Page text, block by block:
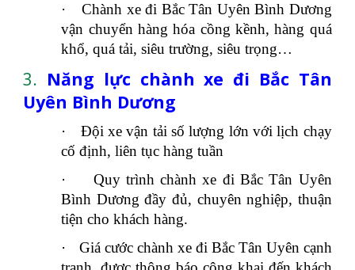
·
Chành xe đi Bắc Tân Uyên Bình Dương
vận chuyển hàng hóa cồng kềnh, hàng quá
khổ, quá tải, siêu trường, siêu trọng…
3. Năng lực chành xe đi Bắc Tân
Uyên Bình Dương
·
Đội xe vận tải số lượng lớn với lịch chạy
cố định, liên tục hàng tuần
·
Quy trình chành xe đi Bắc Tân Uyên
Bình Dương đầy đủ, chuyên nghiệp, thuận
tiện cho khách hàng.
·
Giá cước chành xe đi Bắc Tân Uyên cạnh